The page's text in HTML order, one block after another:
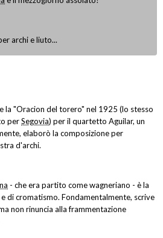
archi e liuto...
la "Oracion del torero" nel 1925 (lo stesso
perSegovia) per il quartetto Aguilar, un
elaborò la composizione per
d'archi.
- che era partito come wagneriano - è la
di cromatismo. Fondamentalmente, scrive
non rinuncia alla frammentazione